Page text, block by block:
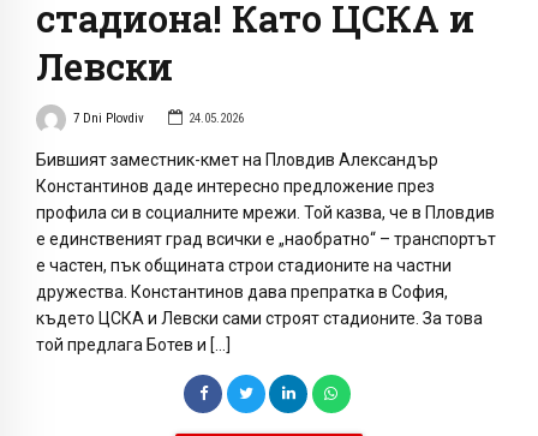
стадиона! Като ЦСКА и
Левски
7 Dni Plovdiv 24.05.2026
Бившият заместник-кмет на Пловдив Александър
Константинов даде интересно предложение през
профила си в социалните мрежи. Той казва, че в Пловдив
е единственият град всички е „наобратно“ – транспортът
е частен, пък общината строи стадионите на частни
дружества. Константинов дава препратка в София,
където ЦСКА и Левски сами строят стадионите. За това
той предлага Ботев и […]